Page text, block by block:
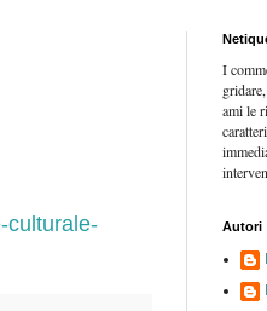
culturale-
I
ami le
Autori